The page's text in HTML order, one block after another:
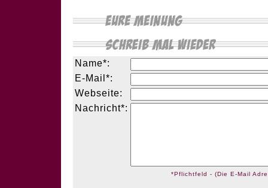
Name*:
E-Mail*:
Webseite:
Nachricht*:
*Pflichtfeld - (Die E-Mail